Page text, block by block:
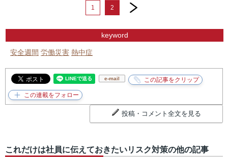
1 2
next
keyword
安全週間 労働災害 熱中症
e-mail
投稿・コメント全文を見る
これだけは社員に伝えておきたいリスク対策の他の記事